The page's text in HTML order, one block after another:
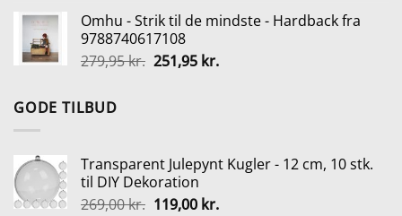
pris
var:
129,00 kr..
pris
79,00 kr..
Omhu - Strik til de mindste - Hardback fra
9788740617108
279,95kr. Den
251,95 kr.Den
GODE TILBUD
Transparent Julepynt Kugler - 12 cm, 10 stk.
til DIY Dekoration
269,00kr. Den
119,00 kr.Den